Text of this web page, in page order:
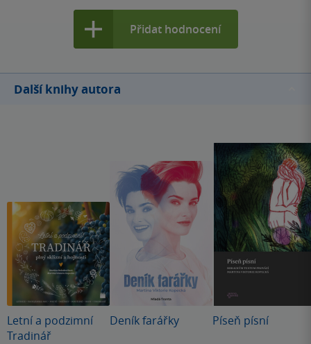
Nebát se. Však kostely jsou pro všechny. Sama sebe líčí
jako člověka, který se snaží všem vyjít vstříc a splnit
nesplnitelné a pracovat na 100 % a nepolevit. Maličko jsem
vyhořelá. Ten tlak médií. Známá tvář má prostě svá pro a
Přidat hodnocení
Další knihy autora
Letní a podzimní
Tradinář
Deník farářky Píseň písní